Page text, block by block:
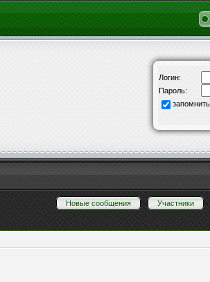
Логин:
Пароль:
запомнить
Новые сообщения · Участники ·